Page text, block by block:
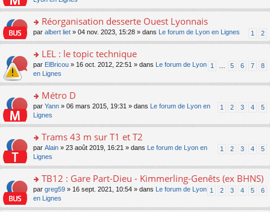
nt
ré
c
e
n
lu
pl
s
ré
c
e
n
o
n
lu
pl
ré
c
nt
m
e
s
s
e
n
o
n
lu
pl
ré
c
nt
s
er
le
m
e
s
s
e
n
o
n
lu
pl
ré
c
e
nt
o
n
ult
er
le
m
e
s
s
e
n
o
n
lu
pl
Réorganisation desserte Ouest Lyonnais
1 2
par albert liet » 04 nov. 2023, 15:28 » dans Le forum de Lyon en Lignes
o
n
s
er
le
m
e
s
s
a
n
o
n
lu
LEL : le topic technique
1 5 6 7 8
par ElBricou » 16 oct. 2012, 22:51 » dans
Le forum de Lyon
en Lignes
o
s
er
le
m
e
s
s
a
Métro D
1 2 3 4 5
par Yann » 06 mars 2015, 19:31 » dans
Le forum de Lyon en
Lignes
o
s
er
le
m
Trams 43 m sur T1 et T2
1 2 3 4 5
par Alain » 23 août 2019, 16:21 » dans
Le forum de Lyon en
Lignes
o
n
s
TB12 : Gare Part-Dieu - Kimmerling-Genêts (ex BHNS)
1 2 3 4 5 6
par greg59 » 16 sept. 2021, 10:54 » dans
Le forum de Lyon
en Lignes